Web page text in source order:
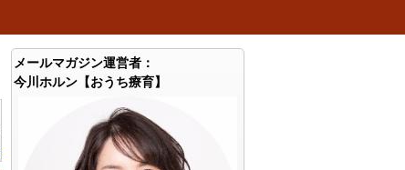
メールマガジン運営者：
今川ホルン【おうち療育】